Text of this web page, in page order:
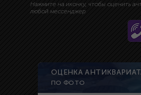
Нажмите на иконку, чтобы оценить
любой мессенджер
ОЦЕНКА
ПО ФОТО